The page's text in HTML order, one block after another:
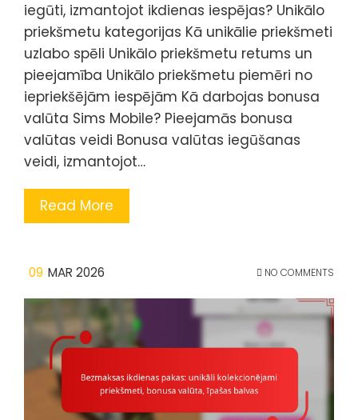
iegūti, izmantojot ikdienas iespējas? Unikālo
priekšmetu kategorijas Kā unikālie priekšmeti
uzlabo spēli Unikālo priekšmetu retums un
pieejamība Unikālo priekšmetu piemēri no
iepriekšējām iespējām Kā darbojas bonusa
valūta Sims Mobile? Pieejamās bonusa
valūtas veidi Bonusa valūtas iegūšanas
veidi, izmantojot…
Read More
09 MAR 2026 NO COMMENTS